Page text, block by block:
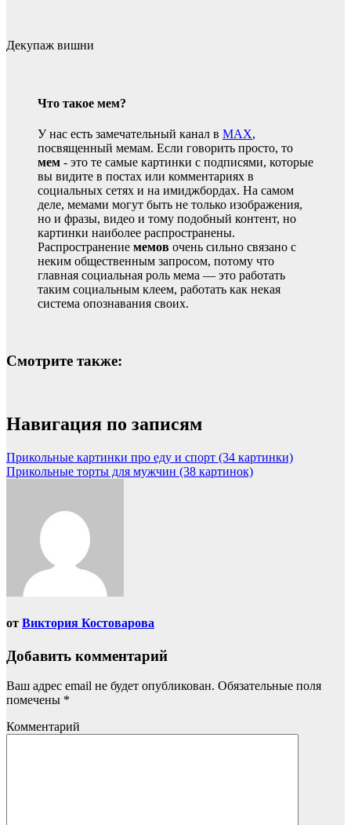
Декупаж вишни
Что такое мем?
У нас есть замечательный канал в MAX,
посвященный мемам. Если говорить просто, то
мем - это те самые картинки с подписями, которые
вы видите в постах или комментариях в
социальных сетях и на имиджбордах. На самом
деле, мемами могут быть не только изображения,
но и фразы, видео и тому подобный контент, но
картинки наиболее распространены.
Распространение мемов очень сильно связано с
неким общественным запросом, потому что
главная социальная роль мема — это работать
таким социальным клеем, работать как некая
система опознавания своих.
Смотрите также:
Навигация по записям
Прикольные картинки про еду и спорт (34 картинки)
Прикольные торты для мужчин (38 картинок)
от Виктория Костоварова
Добавить комментарий
Ваш адрес email не будет опубликован. Обязательные поля
помечены *
Комментарий